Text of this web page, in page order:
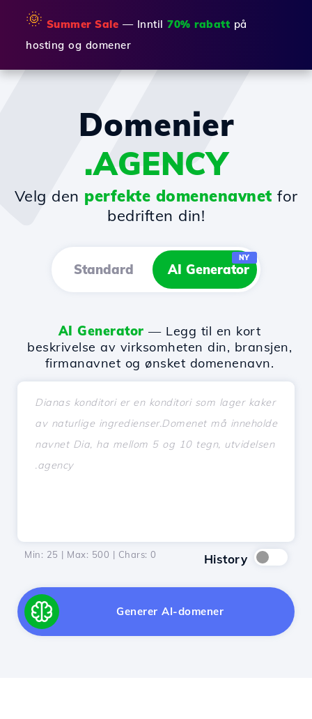
🌞 Summer Sale — Inntil 70% rabatt på
hosting og domener
Domenier
.AGENCY
Velg den perfekte domenenavnet for
bedriften din!
Standard AI Generator
NY
AI Generator — Legg til en kort
beskrivelse av virksomheten din, bransjen,
firmanavnet og ønsket domenenavn.
Min: 25 | Max: 500 | Chars: 0 History
Generer AI-domener